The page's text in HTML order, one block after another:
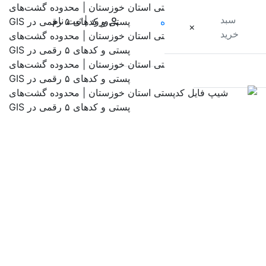
×
سبد
خرید
× ×
پرفروش ترین ها
ورود | ثبت نام